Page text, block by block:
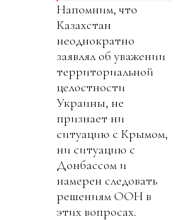
Напомним, что
Казахстан
неоднократно
заявлял об уважении
территориальной
целостности
Украины, не
признает ни
ситуацию с Крымом,
ни ситуацию с
Донбассом и
намерен следовать
решениям ООН в
этих вопросах.